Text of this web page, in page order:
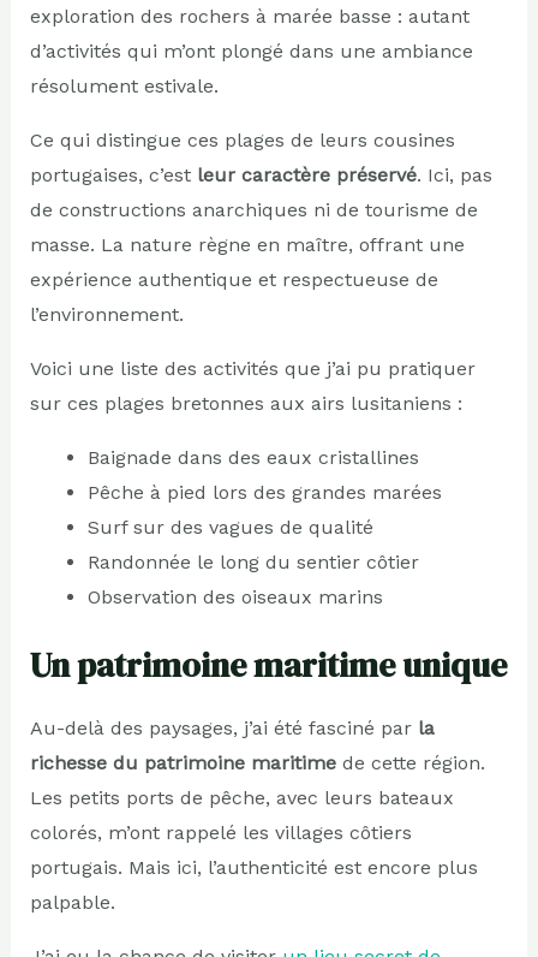
exploration des rochers à marée basse : autant
d’activités qui m’ont plongé dans une ambiance
résolument estivale.
Ce qui distingue ces plages de leurs cousines
portugaises, c’est leur caractère préservé. Ici, pas
de constructions anarchiques ni de tourisme de
masse. La nature règne en maître, offrant une
expérience authentique et respectueuse de
l’environnement.
Voici une liste des activités que j’ai pu pratiquer
sur ces plages bretonnes aux airs lusitaniens :
Baignade dans des eaux cristallines
Pêche à pied lors des grandes marées
Surf sur des vagues de qualité
Randonnée le long du sentier côtier
Observation des oiseaux marins
Un patrimoine maritime unique
Au-delà des paysages, j’ai été fasciné par la
richesse du patrimoine maritimede cette région.
Les petits ports de pêche, avec leurs bateaux
colorés, m’ont rappelé les villages côtiers
portugais. Mais ici, l’authenticité est encore plus
palpable.